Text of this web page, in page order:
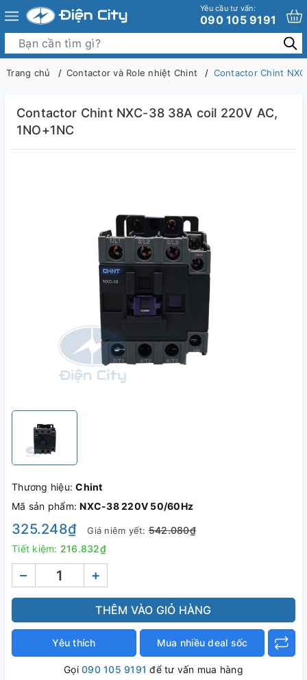
Yêu cầu tư vấn:
090 105 9191
Trang chủ Contactor và Role nhiệt Chint Contactor Chint
Contactor Chint NXC-38 38A coil 220V AC,
1NO+1NC
Thương hiệu:Chint
Mã sản phẩm:NXC-38 220V 50/60Hz
325.248₫ Giá niêm yết:542.080₫
Tiết kiệm: 216.832₫
– +
THÊM VÀO GIỎ HÀNG
Yêu thích Mua nhiều deal sốc
Gọi090 105 9191 để tư vấn mua hàng